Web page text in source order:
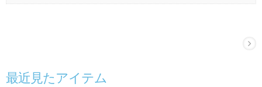
最近見たアイテム